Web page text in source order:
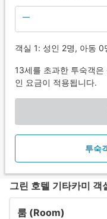
객실 1: 성인 2명, 아동 0
13세를 초과한 투숙객
인 요금이 적용됩니다.
투숙
그린 호텔 기타카미 객
룸 (Room)